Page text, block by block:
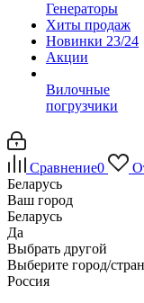
Генераторы
Хиты продаж
Новинки 23/24
Акции
Вилочные
погрузчики
Сравнение0
Беларусь
Ваш город
Беларусь
Да
Выбрать другой
Выберите город/
Россия